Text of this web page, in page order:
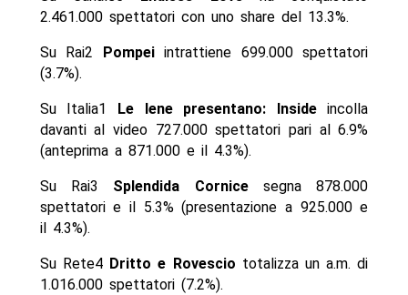
2.461.000 spettatori con uno share del 13.3%.
Su Rai2 Pompeiintrattiene 699.000 spettatori
(3.7%).
Su Italia1 Le Iene presentano: Insideincolla
davanti al video 727.000 spettatori pari al 6.9%
(anteprima a 871.000 e il 4.3%).
Su Rai3 Splendida Cornicesegna 878.000
spettatori e il 5.3% (presentazione a 925.000 e
il 4.3%).
Su Rete4 Dritto e Rovescio totalizza un a.m. di
1.016.000 spettatori (7.2%).